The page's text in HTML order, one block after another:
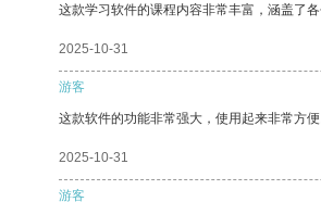
这款学习软件的课程内容非常丰富，涵盖了
2025-10-31
游客
这款软件的功能非常强大，使用起来非常方便
2025-10-31
游客